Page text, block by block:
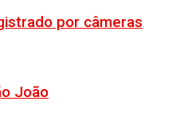
João
por câmeras